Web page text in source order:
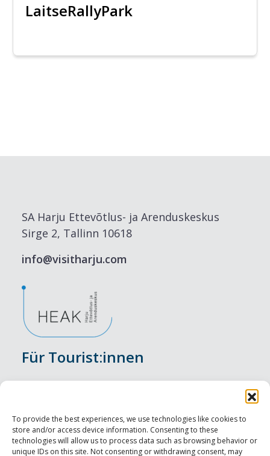
To provide the best experiences, we use technologies like cookies to
store and/or access device information. Consenting to these
technologies will allow us to process data such as browsing behavior or
unique IDs on this site. Not consenting or withdrawing consent, may
LaitseRallyPark
SA Harju Ettevõtlus- ja Arenduskeskus
Sirge 2, Tallinn 10618
info@visitharju.com
Für Tourist:innen
Unterkunft
Genusserlebnisse